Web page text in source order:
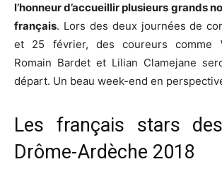
l’honneur d’accueillir plusieurs grands
français. Lors des deux journées de
et 25 février, des coureurs comme
Romain Bardet et Lilian Clamejane
départ. Un beau week-end en
Les français stars
Drôme-Ardèche 2018